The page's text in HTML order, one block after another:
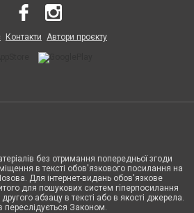
Контакти Автори проєкту
без отримання попередньої згоди
в тексті обов'язкового посилання на
Для інтернет-видань обов'язкове
для пошукових систем гіперпосилання
абзацу в тексті або в якості джерела.
Законом.